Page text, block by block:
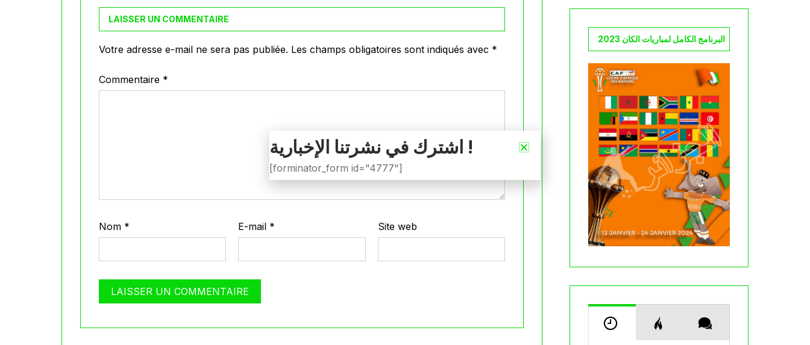
LAISSER UN COMMENTAIRE
Votre adresse e-mail ne sera pas publiée. Les champs obligatoires sont indiqués avec *
Commentaire *
Nom * E-mail * Site web
البرنامج الكامل لمباريات الكان 2023
اشترك في نشرتنا الإخبارية !
[forminator_form id="4777"]